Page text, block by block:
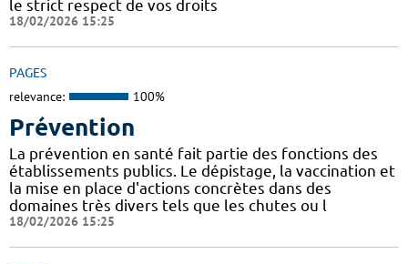
le strict respect de vos droits
18/02/2026 15:25
PAGES
relevance: 100%
Prévention
La prévention en santé fait partie des fonctions des
établissements publics. Le dépistage, la vaccination et
la mise en place d'actions concrètes dans des
domaines très divers tels que les chutes ou l
18/02/2026 15:25